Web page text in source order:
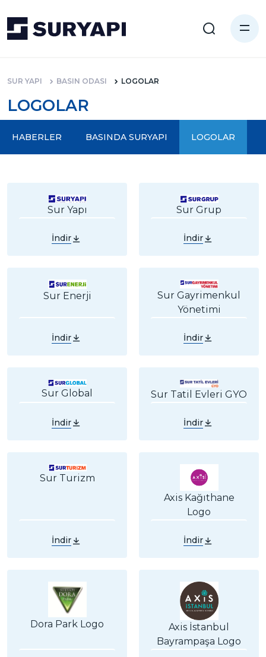
SUR YAPI BASIN ODASI LOGOLAR
LOGOLAR
HABERLER BASINDA SURYAPI LOGOLAR
Sur Yapı
İndir
Sur Grup
İndir
Sur Enerji
İndir
Sur Gayrimenkul
Yönetimi
İndir
Sur Global
İndir
Sur Tatil Evleri GYO
İndir
Sur Turizm
İndir
Axis Kağıthane
Logo
İndir
Dora Park Logo
Axis İstanbul
Bayrampaşa Logo